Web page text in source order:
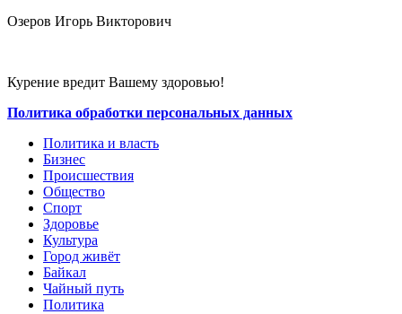
Озеров Игорь Викторович
Курение вредит Вашему здоровью!
Политика обработки персональных данных
Политика и власть
Бизнес
Происшествия
Общество
Cпорт
Здоровье
Культура
Город живёт
Байкал
Чайный путь
Политика